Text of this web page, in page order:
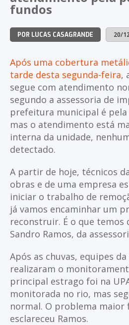
fundos
POR LUCAS CASAGRANDE 20/
Após uma cobertura
tarde desta segunda-feira,
segue com atendimento
segundo a assessoria de
prefeitura municipal é
mas o atendimento está
interna da unidade,
detectado.
A partir de hoje, técnicos
obras e de uma empresa
iniciar o trabalho de
já vamos encaminhar um
reconstruir. É o que temos
Sandro Ramos, da
Após as chuvas, equipes
realizaram o
principal estrago foi na
monitorada no rio, mas
normal. O problema maior
esclareceu Ramos.